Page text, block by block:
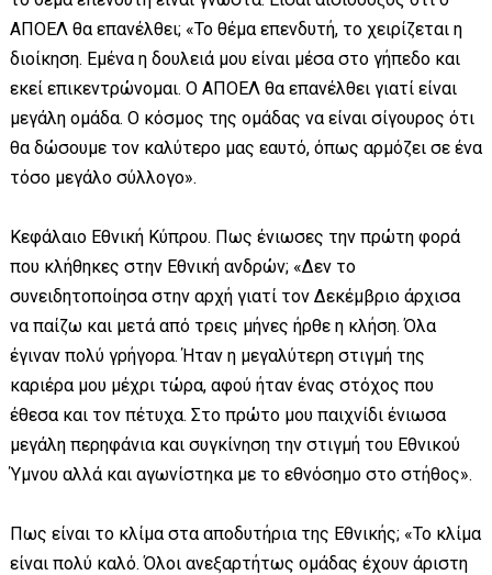
ΑΠΟΕΛ θα επανέλθει; «Το θέμα επενδυτή, το χειρίζεται η
διοίκηση. Εμένα η δουλειά μου είναι μέσα στο γήπεδο και
εκεί επικεντρώνομαι. Ο ΑΠΟΕΛ θα επανέλθει γιατί είναι
μεγάλη ομάδα. Ο κόσμος της ομάδας να είναι σίγουρος ότι
θα δώσουμε τον καλύτερο μας εαυτό, όπως αρμόζει σε ένα
τόσο μεγάλο σύλλογο».
Κεφάλαιο Εθνική Κύπρου. Πως ένιωσες την πρώτη φορά
που κλήθηκες στην Εθνική ανδρών; «Δεν το
συνειδητοποίησα στην αρχή γιατί τον Δεκέμβριο άρχισα
να παίζω και μετά από τρεις μήνες ήρθε η κλήση. Όλα
έγιναν πολύ γρήγορα. Ήταν η μεγαλύτερη στιγμή της
καριέρα μου μέχρι τώρα, αφού ήταν ένας στόχος που
έθεσα και τον πέτυχα. Στο πρώτο μου παιχνίδι ένιωσα
μεγάλη περηφάνια και συγκίνηση την στιγμή του Εθνικού
Ύμνου αλλά και αγωνίστηκα με το εθνόσημο στο στήθος».
Πως είναι το κλίμα στα αποδυτήρια της Εθνικής; «Το κλίμα
είναι πολύ καλό. Όλοι ανεξαρτήτως ομάδας έχουν άριστη